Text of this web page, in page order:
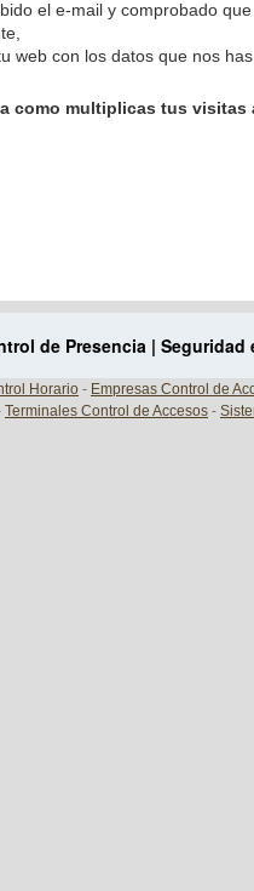
el e-mail y comprobado
web con los datos que nos
como multiplicas tus visitas
de Presencia | Seguridad
Horario - Empresas Control de
Terminales Control de Accesos -